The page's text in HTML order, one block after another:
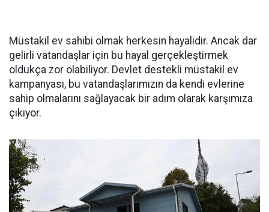
Müstakil ev sahibi olmak herkesin hayalidir. Ancak dar
gelirli vatandaşlar için bu hayal gerçekleştirmek
oldukça zor olabiliyor. Devlet destekli müstakil ev
kampanyası, bu vatandaşlarımızın da kendi evlerine
sahip olmalarını sağlayacak bir adım olarak karşımıza
çıkıyor.